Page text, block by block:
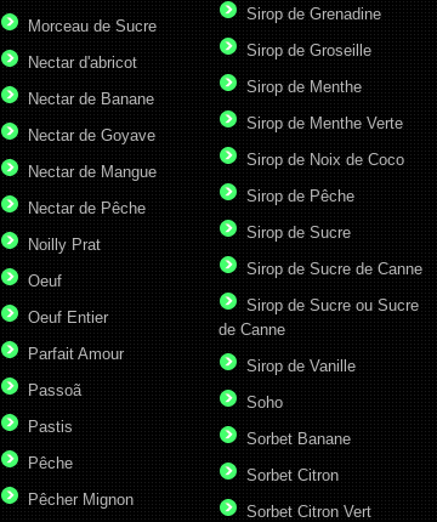
Morceau de Sucre
Nectar d'abricot
Nectar de Banane
Nectar de Goyave
Nectar de Mangue
Nectar de Pêche
Noilly Prat
Oeuf
Oeuf Entier
Parfait Amour
Passoã
Pastis
Pêche
Pêcher Mignon
Sirop de Grenadine
Sirop de Groseille
Sirop de Menthe
Sirop de Menthe Verte
Sirop de Noix de Coco
Sirop de Pêche
Sirop de Sucre
Sirop de Sucre de Canne
Sirop de Sucre ou Sucre
de Canne
Sirop de Vanille
Soho
Sorbet Banane
Sorbet Citron
Sorbet Citron Vert